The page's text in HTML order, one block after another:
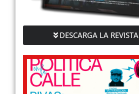
DESCARGA LA REVISTA